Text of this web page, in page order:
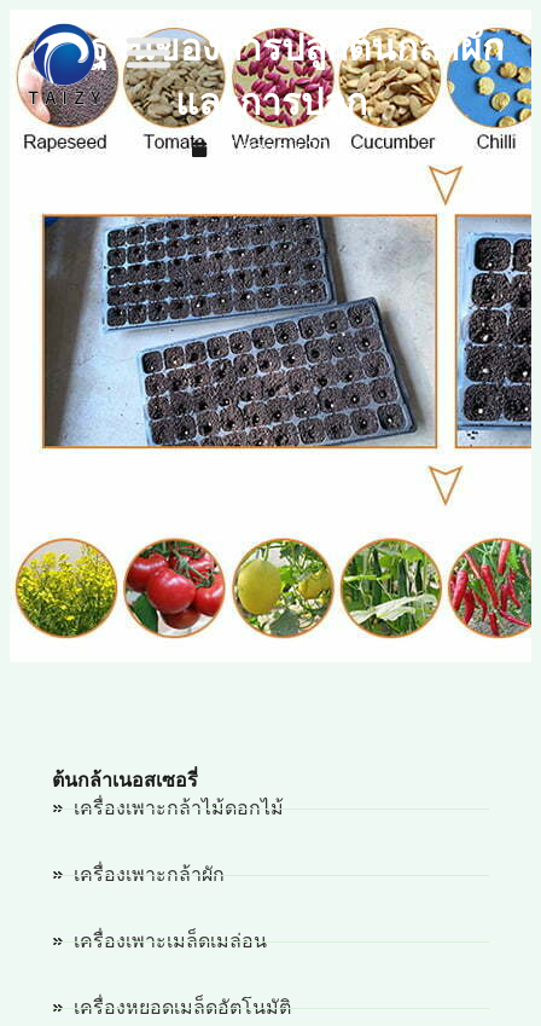
พื้นฐานของการปลูกต้นกล้าผัก
และการปลูก
27 ตุลาคม 2020
ต้นกล้าเนอสเซอรี่
เครื่องเพาะกล้าไม้ดอกไม้
เครื่องเพาะกล้าผัก
เครื่องเพาะเมล็ดเมล่อน
เครื่องหยอดเมล็ดอัตโนมัติ